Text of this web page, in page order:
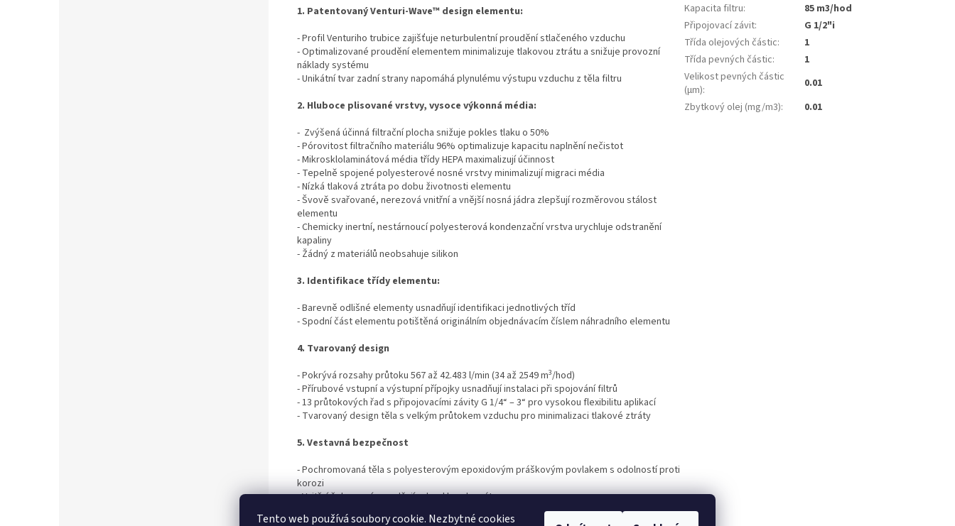
Tento web používá soubory cookie. Nezbytné cookies
1. Patentovaný Venturi-Wave™ design elementu:
- Profil Venturiho trubice zajišťuje neturbulentní proudění stlačeného vzduchu
- Optimalizované proudění elementem minimalizuje tlakovou ztrátu a snižuje provozní
náklady systému
- Unikátní tvar zadní strany napomáhá plynulému výstupu vzduchu z těla filtru
2. Hluboce plisované vrstvy, vysoce výkonná média:
- Zvýšená účinná filtrační plocha snižuje pokles tlaku o 50%
- Pórovitost filtračního materiálu 96% optimalizuje kapacitu naplnění nečistot
-Mikrosklolaminátová média třídy HEPA maximalizují účinnost
- Tepelně spojené polyesterové nosné vrstvy minimalizují migraci média
- Nízká tlaková ztráta po dobu životnosti elementu
- Švově svařované, nerezová vnitřní a vnější nosná jádra zlepšujírozměrovou stálost
elementu
- Chemicky inertní, nestárnoucí polyesterová kondenzační vrstva urychluje odstranění
kapaliny
- Žádný z materiálů neobsahuje silikon
3. Identifikace třídy elementu:
-Barevně odlišné elementy usnadňují identifikaci jednotlivých tříd
- Spodní část elementu potištěná originálním objednávacím číslem náhradního elementu
4. Tvarovaný design
- Pokrývá rozsahy průtoku 567 až 42.483 l/min (34 až 2549 m3/hod)
- Přírubové vstupní a výstupní přípojky usnadňují instalaci při spojování filtrů
- 13 průtokových řad s připojovacími závity G 1/4“ – 3“ pro vysokou flexibilitu aplikací
- Tvarovaný design těla s velkým průtokem vzduchu pro minimalizaci tlakové ztráty
5. Vestavná bezpečnost
- Pochromovaná těla s polyesterovým epoxidovým práškovým povlakem s odolností proti
korozi
- Vnitřní žebrovaní usnadňují odvod kondenzátu
- Zvukový alarm při pokusu o vyjmutí nádobky pod tlakem
Kapacita filtru:
85 m3/hod
Připojovací závit:
G 1/2"i
Třída olejových částic:
1
Třída pevných částic:
1
Velikost pevných částic
(µm):
0.01
Zbytkový olej (mg/m3): 0.01